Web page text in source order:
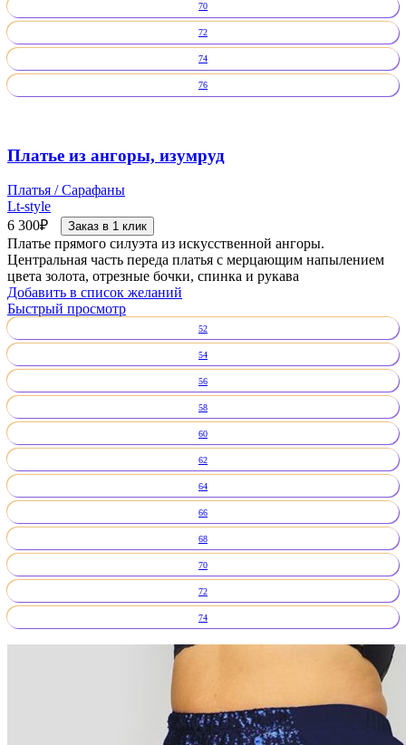
70
72
74
76
Платье из ангоры, изумруд
Платья / Сарафаны
Lt-style
6 300₽ Заказ в 1 клик
Платье прямого силуэта из искусственной ангоры.
Центральная часть переда платья с мерцающим напылением
цвета золота, отрезные бочки, спинка и рукава
Добавить в список желаний
Быстрый просмотр
52
54
56
58
60
62
64
66
68
70
72
74